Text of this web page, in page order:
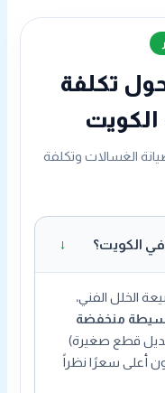
تكلفة
الغسالات وتكلفة
الكويت؟
الخلل الفني،
منخفضة
قطع صغيرة)
أعلى سعرًا نظراً